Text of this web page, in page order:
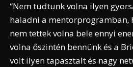
“Nem tudtunk volna ilyen
haladni a mentorprogramban,
nem tettek volna bele ennyi
volna őszintén bennünk és a
volt ilyen tapasztalt és nagy